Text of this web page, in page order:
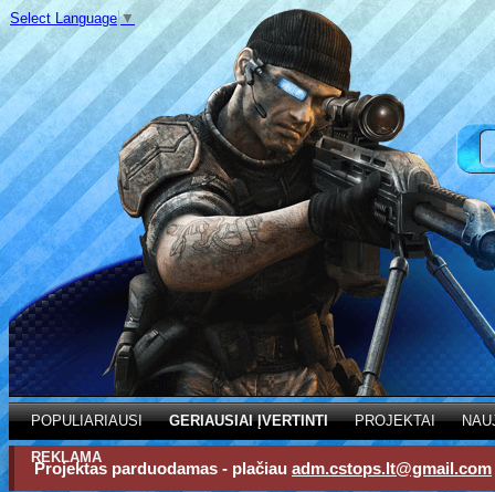
Select Language ▼
POPULIARIAUSI GERIAUSIAI ĮVERTINTI PROJEKTAI
REKLAMA
Projektas parduodamas - plačiau adm.cstops.lt@gmail.com